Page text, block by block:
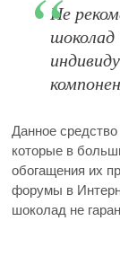
Не
Данное
которые в
обогащения их
форумы в
шоколад не